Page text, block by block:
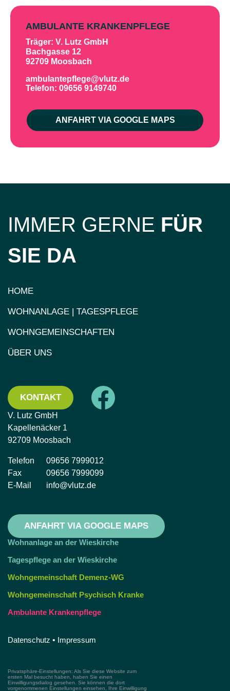
AMBULANTE KRANKENPFLEGE
Träger: V. Lutz GmbH
Bachgasse 12
92709 Moosbach
ambulantepflege@vlutz.de
Telefon: 09656 9149740
ANFAHRT VIA GOOGLE MAPS
IMMER GERNE FÜR
SIE DA
HOME
WOHNANLAGE | TAGESPFLEGE
WOHNGEMEINSCHAFTEN
ÜBER UNS
KONTAKT
V. Lutz GmbH
Kapellenäcker 1
92709 Moosbach
Telefon
09656 7999012
Fax
09656 7999099
E-Mail
info@vlutz.de
ANFAHRT VIA GOOGLE MAPS
Wohnanlage an der Wieskirche
Tagespflege an der Wieskirche
Wohngemeinschaft Demenz-WG
Wohngemeinschaft Psychisch Kranke
Ambulante Krankenpflege
Datenschutz • Impressum
Privatsphäre-Einstellungen: Als Sie diese Website zum
ersten Mal besucht haben, haben Sie einen
Einwilligungsdialog gesehen. Sie können die dort
vorgenommenen Einstellungen einsehen, Ihre Einwilligung